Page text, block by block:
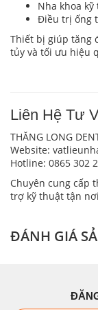
Nha khoa
Điều trị ống
Thiết bị giúp tăng
tủy và tối ưu hiệu
Liên Hệ Tư
THĂNG LONG
Website:
Hotline: 0865 302
Chuyên cung cấp
trợ kỹ thuật tận
ĐÁNH GIÁ